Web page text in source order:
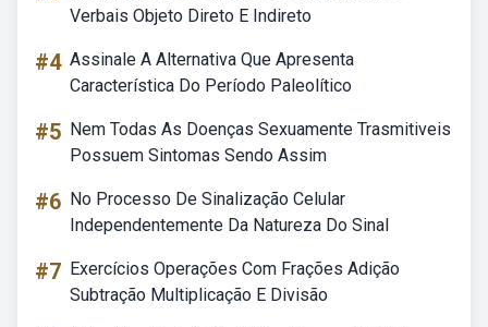
Verbais Objeto Direto E Indireto
#4 Assinale A Alternativa Que Apresenta
Característica Do Período Paleolítico
#5 Nem Todas As Doenças Sexuamente Trasmitiveis
Possuem Sintomas Sendo Assim
#6 No Processo De Sinalização Celular
Independentemente Da Natureza Do Sinal
#7 Exercícios Operações Com Frações Adição
Subtração Multiplicação E Divisão